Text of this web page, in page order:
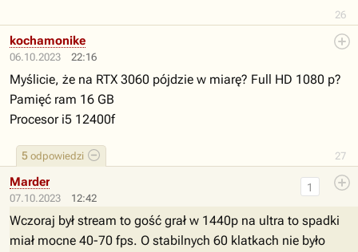
26
06.10.2023 22:16
27
5 odpowiedzi
kochamonike
Myślicie, że na RTX 3060 pójdzie w miarę? Full HD 1080 p?
Pamięć ram 16 GB
Procesor i5 12400f
07.10.2023 12:42
1
Marder
Wczoraj był stream to gość grał w 1440p na ultra to spadki
miał mocne 40-70 fps. O stabilnych 60 klatkach nie było